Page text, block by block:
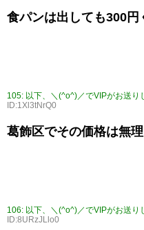
食パンは出しても300円
105: 以下、＼(^o^)／でVIPがお送り
ID:1Xl3tNrQ0
葛飾区でその価格は無
106: 以下、＼(^o^)／でVIPがお送り
ID:8URzJLlo0